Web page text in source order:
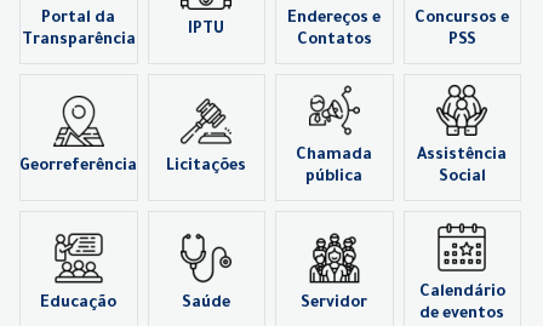
Portal da
Transparência
IPTU
Endereços e
Contatos
Concursos e
PSS
Georreferência Licitações
Chamada
pública
Assistência
Social
Educação Saúde Servidor
Calendário
de eventos